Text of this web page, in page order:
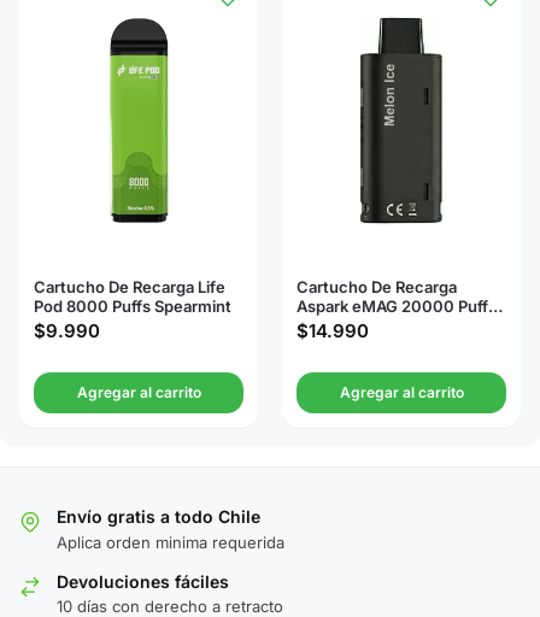
Cartucho De Recarga Life
Pod 8000 Puffs Spearmint
$9.990
Agregar al carrito
Cartucho De Recarga
Aspark eMAG 20000 Puffs
Melon Ice
$14.990
Agregar al carrito
Envío gratis a todo Chile
Aplica orden minima requerida
Devoluciones fáciles
10 días con derecho a retracto